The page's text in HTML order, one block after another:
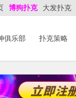
博狗扑克 大发扑克
俱乐部 扑克策略